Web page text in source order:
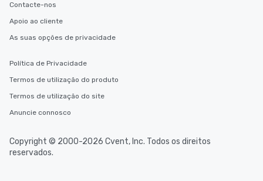
Contacte-nos
Apoio ao cliente
As suas opções de privacidade
Política de Privacidade
Termos de utilização do produto
Termos de utilização do site
Anuncie connosco
Copyright © 2000-2026 Cvent, Inc. Todos os direitos
reservados.